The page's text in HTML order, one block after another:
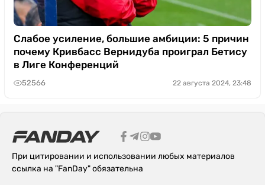
Слабое усиление, большие амбиции: 5 причин
почему Кривбасс Вернидуба проиграл Бетису
в Лиге Конференций
52566 22 августа 2024, 23:48
При цитировании и использовании любых материалов
ссылка на "FanDay" обязательна